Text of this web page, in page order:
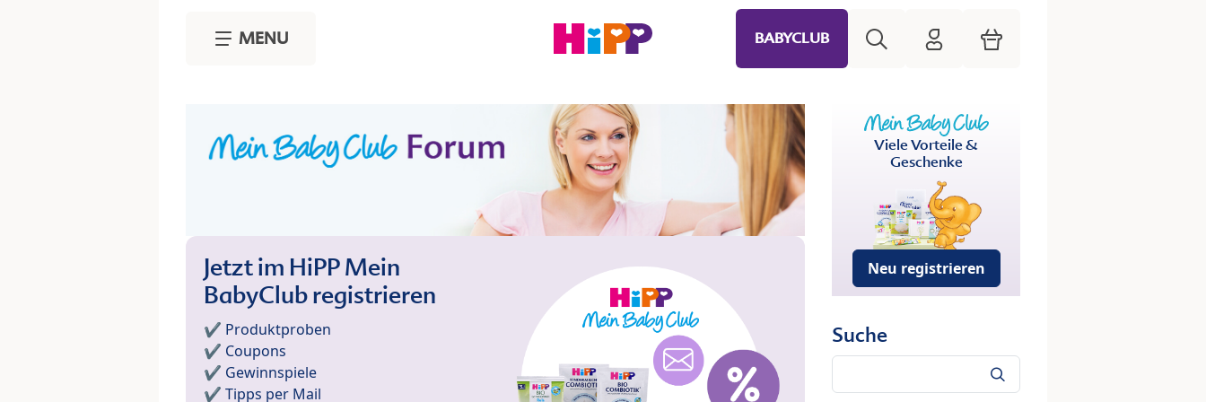
MENU BABYCLUB HiPP Mein Babyclub
Warenkorb
Jetzt im HiPP Mein
BabyClub registrieren
✔️ Produktproben
✔️ Coupons
✔️ Gewinnspiele
✔️ Tipps per Mail
Viele Vorteile &
Geschenke
Neu registrieren
Suche